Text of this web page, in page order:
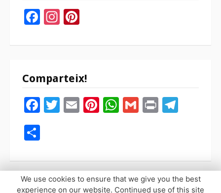
Facebook
Instagram
Comparteix!
Facebook
Twitter
EmailPinterest
WhatsApp
Gmail
Print
We use cookies to ensure that we give you the best
experience on our website. Continued use of this site